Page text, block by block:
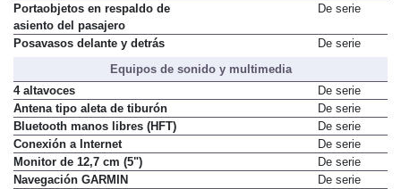
Portaobjetos en respaldo de
asiento del pasajero
De serie
Posavasos delante y detrás
De serie
Equipos de sonido y multimedia
4 altavoces
De serie
Antena tipo aleta de tiburón
De serie
Bluetooth manos libres (HFT)
De serie
Conexión a Internet
De serie
Monitor de 12,7 cm (5")
De serie
Navegación GARMIN
De serie